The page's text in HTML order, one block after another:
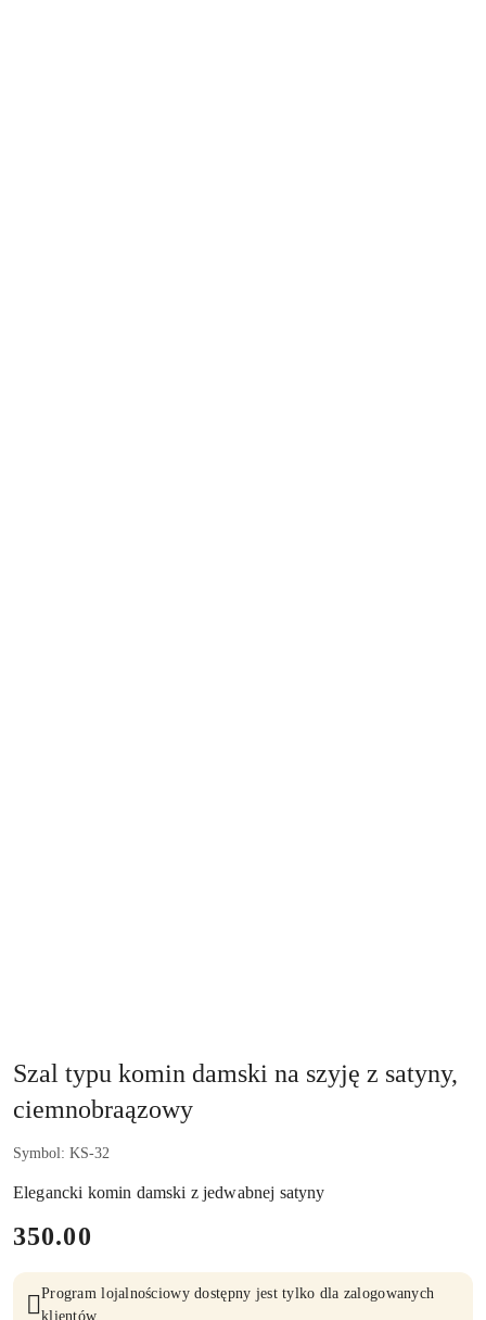
Szal typu komin damski na szyję z satyny,
ciemnobraązowy
Symbol: KS-32
Elegancki komin damski z jedwabnej satyny
cena:
350.00
Program lojalnościowy dostępny jest tylko dla zalogowanych
klientów.